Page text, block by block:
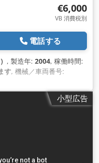
€6,000
VB 消費税別
電話する
, 製造年: 2004, 稼働時間:
す, 機械／車両番号:
トン
気量:49 cm³, 噴射圧力:
200 mm, エジ
小型広告